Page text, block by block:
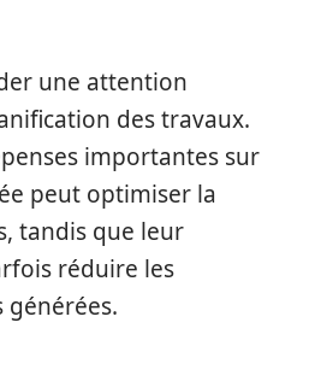
une attention
des travaux.
importantes sur
peut optimiser la
tandis que leur
réduire les
générées.